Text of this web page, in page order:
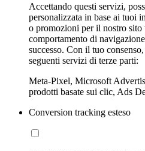
Accettando questi servizi,
personalizzata in base ai tuoi
o promozioni per il nostro
comportamento di
successo. Con il tuo
seguenti servizi di terze parti:
Meta-Pixel, Microsoft
prodotti basate sui clic, Ads
Conversion tracking esteso